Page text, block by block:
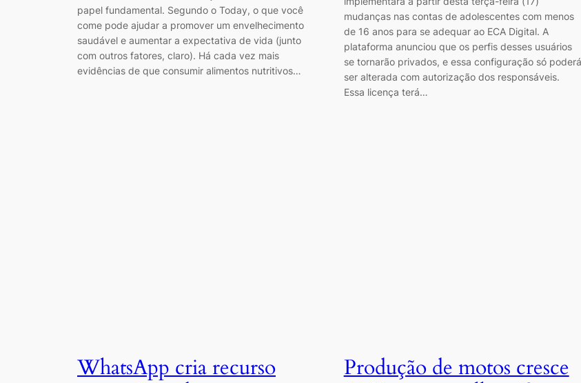
papel fundamental. Segundo o Today, o que você
come pode ajudar a promover um envelhecimento
saudável e aumentar a expectativa de vida (junto
com outros fatores, claro). Há cada vez mais
evidências de que consumir alimentos nutritivos…
mudanças nas contas de adolescentes com menos
de 16 anos para se adequar ao ECA Digital. A
plataforma anunciou que os perfis desses usuários
se tornarão privados, e essa configuração só poderá
ser alterada com autorização dos responsáveis.
Essa licença terá…
WhatsApp cria recurso
Produção de motos cresce